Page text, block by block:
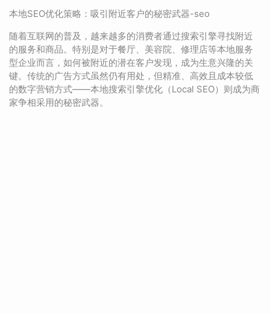
本地SEO优化策略：吸引附近客户的秘密武器-seo
随着互联网的普及，越来越多的消费者通过搜索引擎寻找附近
的服务和商品。特别是对于餐厅、美容院、修理店等本地服务
型企业而言，如何被附近的潜在客户发现，成为生意兴隆的关
键。传统的广告方式虽然仍有用处，但精准、高效且成本较低
的数字营销方式——本地搜索引擎优化（Local SEO）则成为商
家争相采用的秘密武器。